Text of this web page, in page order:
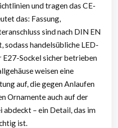
und tragen das CE-
das: Fassung,
sind nach DIN EN
handelsübliche LED-
Sockel sicher betrieben
weisen eine
auf, die gegen Anlaufen
Ornamente auch auf der
– ein Detail, das im
ist.